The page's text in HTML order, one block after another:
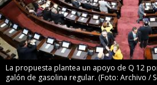
La propuesta plantea un apoyo de Q 12
galón de gasolina regular. (Foto: Archivo /